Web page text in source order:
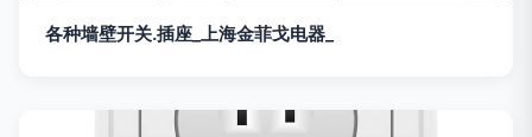
各种墙壁开关.插座_上海金菲戈电器_